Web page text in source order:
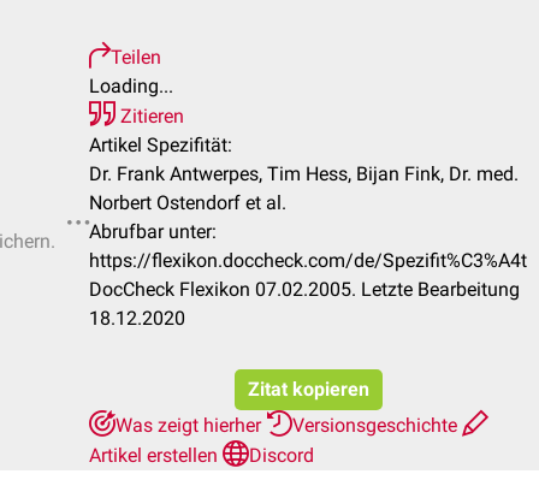
Teilen
Loading...
Zitieren
Artikel Spezifität:
Dr. Frank Antwerpes, Tim Hess, Bijan Fink, Dr. med.
Norbert Ostendorf et al.
Abrufbar unter:
https://flexikon.doccheck.com/de/Spezifit%C3%A4t
DocCheck Flexikon 07.02.2005. Letzte Bearbeitung
18.12.2020
Zitat kopieren
Was zeigt hierher
Versionsgeschichte
Artikel erstellen
Discord